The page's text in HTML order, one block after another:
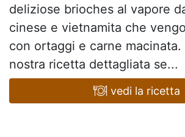
deliziose brioches al vapore
cinese e vietnamita che
con ortaggi e carne macinata.
nostra ricetta dettagliata se...
vedi la ricetta